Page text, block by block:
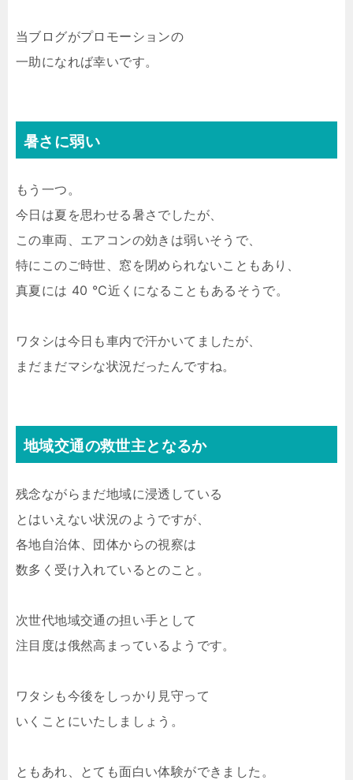
当ブログがプロモーションの
一助になれば幸いです。
暑さに弱い
もう一つ。
今日は夏を思わせる暑さでしたが、
この車両、エアコンの効きは弱いそうで、
特にこのご時世、窓を閉められないこともあり、
真夏には 40 ℃近くになることもあるそうで。
ワタシは今日も車内で汗かいてましたが、
まだまだマシな状況だったんですね。
地域交通の救世主となるか
残念ながらまだ地域に浸透している
とはいえない状況のようですが、
各地自治体、団体からの視察は
数多く受け入れているとのこと。
次世代地域交通の担い手として
注目度は俄然高まっているようです。
ワタシも今後をしっかり見守って
いくことにいたしましょう。
ともあれ、とても面白い体験ができました。